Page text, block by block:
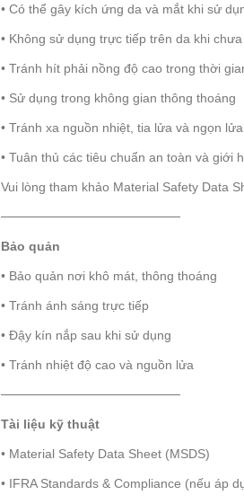
• Có thể gây kích ứng da và mắt khi sử
• Không sử dụng trực tiếp trên da khi
• Tránh hít phải nồng độ cao trong thời
• Sử dụng trong không gian thông thoáng
• Tránh xa nguồn nhiệt, tia lửa và ngọn
• Tuân thủ các tiêu chuẩn an toàn và giới
Vui lòng tham khảo Material Safety Data
────────────────────
Bảo quản
• Bảo quản nơi khô mát, thông thoáng
• Tránh ánh sáng trực tiếp
• Đậy kín nắp sau khi sử dụng
• Tránh nhiệt độ cao và nguồn lửa
────────────────────
Tài liệu kỹ thuật
• Material Safety Data Sheet (MSDS)
• IFRA Standards & Compliance (nếu áp